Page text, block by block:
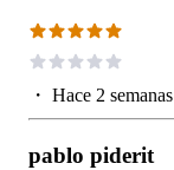
・ Hace 2 semanas
pablo piderit